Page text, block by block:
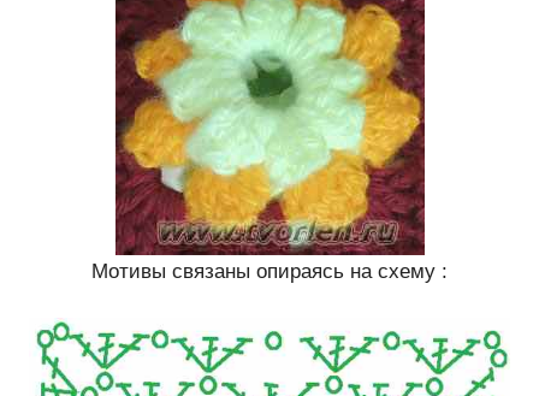
Мотивы связаны опираясь на схему :